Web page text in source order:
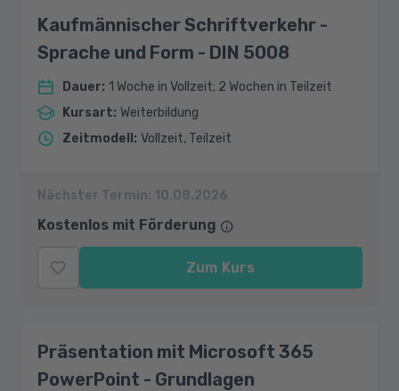
Kaufmännischer Schriftverkehr -
Sprache und Form - DIN 5008
Dauer: 1 Woche in Vollzeit; 2 Wochen in Teilzeit
Kursart: Weiterbildung
Zeitmodell: Vollzeit, Teilzeit
Nächster Termin: 10.08.2026
Kostenlos mit Förderung
Zum Kurs
Präsentation mit Microsoft 365
PowerPoint - Grundlagen